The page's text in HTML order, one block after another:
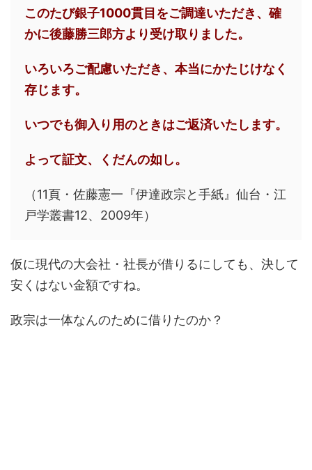
このたび銀子1000貫目をご調達いただき、確
かに後藤勝三郎方より受け取りました。
いろいろご配慮いただき、本当にかたじけなく
存じます。
いつでも御入り用のときはご返済いたします。
よって証文、くだんの如し。
（11頁・佐藤憲一『伊達政宗と手紙』仙台・江
戸学叢書12、2009年）
仮に現代の大会社・社長が借りるにしても、決して
安くはない金額ですね。
政宗は一体なんのために借りたのか？